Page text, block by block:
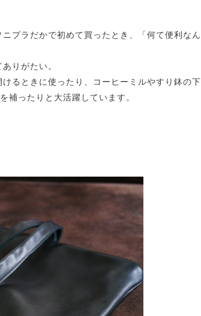
プラだかで初めて買ったとき、「何て便利なん
りがたい。
るときに使ったり、コーヒーミルやすり鉢の下
補ったりと大活躍しています。